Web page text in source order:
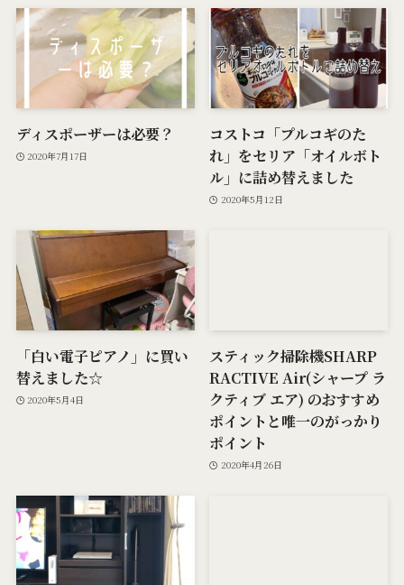
ディスポーザーは必要？
2020年7月17日
コストコ「プルコギのた
れ」をセリア「オイルボト
ル」に詰め替えました
2020年5月12日
「白い電子ピアノ」に買い
替えました☆
2020年5月4日
スティック掃除機SHARP
RACTIVE Air(シャープ ラ
クティブ エア) のおすすめ
ポイントと唯一のがっかり
ポイント
2020年4月26日